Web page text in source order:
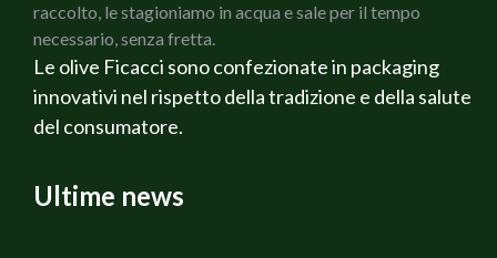
raccolto, le stagioniamo in acqua e sale per il tempo
necessario, senza fretta.
Le olive Ficacci sono confezionate in packaging
innovativi nel rispetto della tradizione e della salute
del consumatore.
Ultime news